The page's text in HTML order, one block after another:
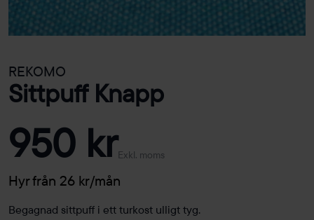
REKOMO
Sittpuff Knapp
950 krExkl. moms
Hyr från 26 kr/mån
Begagnad sittpuff i ett turkost ulligt tyg.